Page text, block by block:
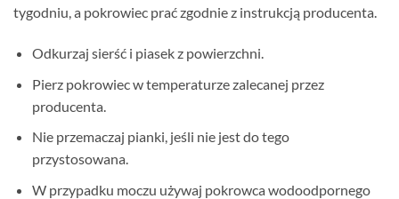
tygodniu, a pokrowiec prać zgodnie z instrukcją producenta.
Odkurzaj sierść i piasek z powierzchni.
Pierz pokrowiec w temperaturze zalecanej przez
producenta.
Nie przemaczaj pianki, jeśli nie jest do tego
przystosowana.
W przypadku moczu używaj pokrowca wodoodpornego